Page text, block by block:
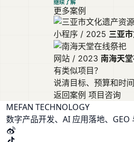
继续了解
更多案例
小程序 / 2025 三亚
网站 / 2023 南海天
有类似项目？
说清目标、预算和时
返回案例 项目咨询
MEFAN TECHNOLOGY
数字产品开发、AI 应用落地、GEO